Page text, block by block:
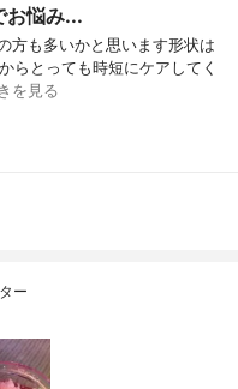
お悩み...
方も多いかと思います形状は
らとっても時短にケアしてく
を見る
ー